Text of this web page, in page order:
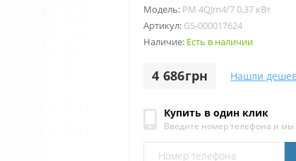
Модель: PM 4QJm4/7 0,37 кВт
Артикул: GS-000017624
Наличие: Есть в наличии
4 686грн Нашли
Купить в один клик
Введите номер телефона и мы